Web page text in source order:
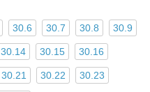
30.6 30.7 30.8 30.9
30.14 30.15 30.16
30.21 30.22 30.23